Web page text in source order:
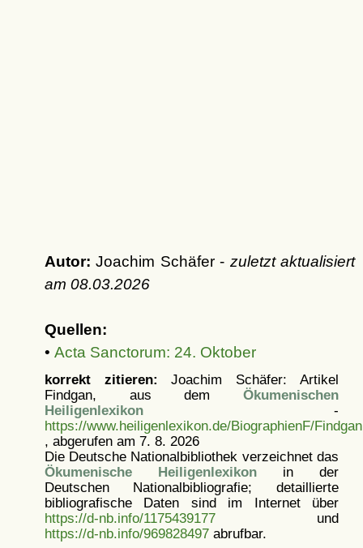
Autor: Joachim Schäfer - zuletzt aktualisiert
am 08.03.2026
Quellen:
• Acta Sanctorum: 24. Oktober
korrekt zitieren: Joachim Schäfer: Artikel
Findgan, aus dem Ökumenischen
Heiligenlexikon-
https://www.heiligenlexikon.de/BiographienF/
, abgerufen am 7. 8. 2026
Die Deutsche Nationalbibliothek verzeichnet das
Ökumenische Heiligenlexikonin der
Deutschen Nationalbibliografie; detaillierte
bibliografische Daten sind im Internet über
https://d-nb.info/1175439177und
https://d-nb.info/969828497abrufbar.